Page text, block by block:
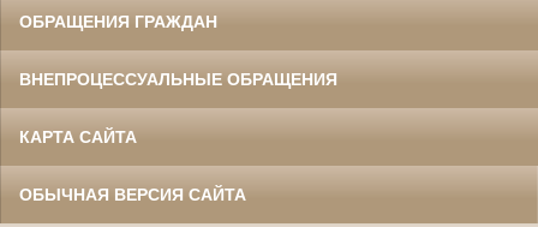
ОБРАЩЕНИЯ ГРАЖДАН
ВНЕПРОЦЕССУАЛЬНЫЕ ОБРАЩЕНИЯ
КАРТА САЙТА
ОБЫЧНАЯ ВЕРСИЯ САЙТА